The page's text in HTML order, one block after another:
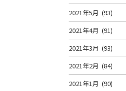
2021年5月 (93)
2021年4月 (91)
2021年3月 (93)
2021年2月 (84)
2021年1月 (90)